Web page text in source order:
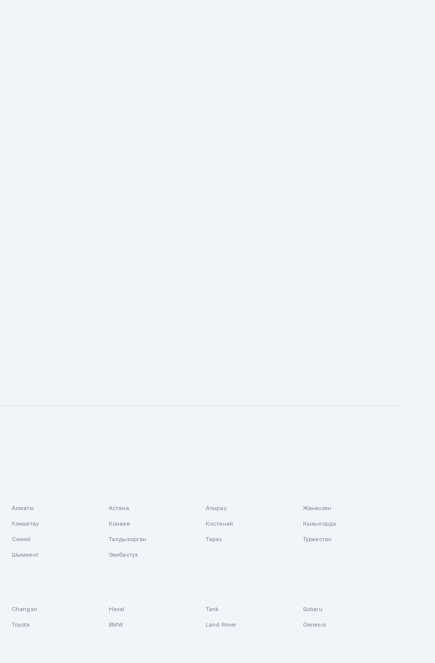
Алматы Астана Атырау Жанаозен
Кокшетау Конаев Костанай Кызылорда
Семей Талдыкорган Тараз Туркестан
Шымкент Экибастуз
Changan Haval Tank Subaru
Toyota BMW Land Rover Genesis